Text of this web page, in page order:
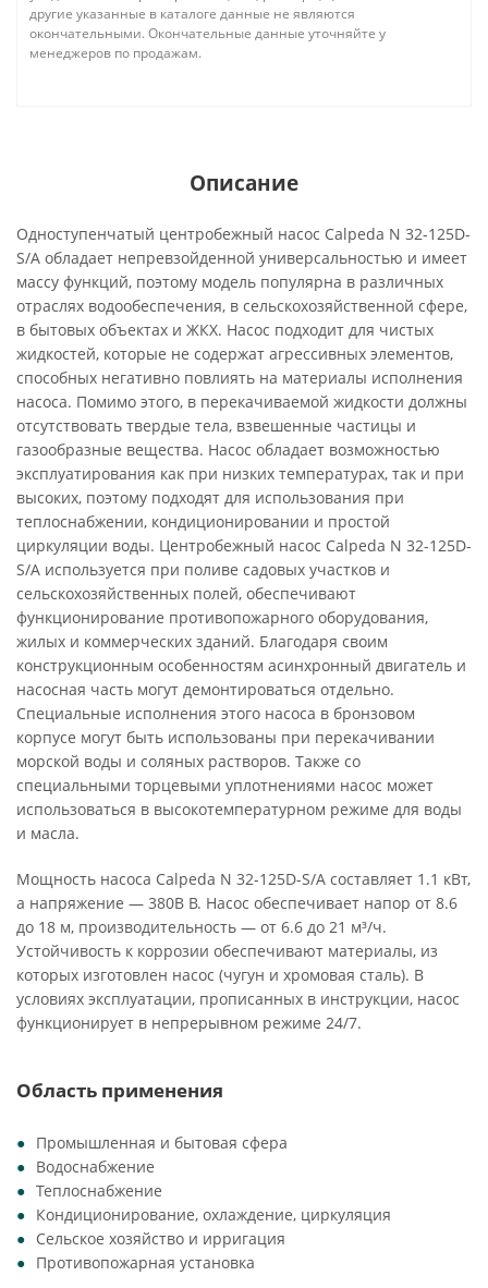
другие указанные в каталоге данные не являются
окончательными. Окончательные данные уточняйте у
менеджеров по продажам.
Описание
Одноступенчатый центробежный насос Calpeda N 32-125D-
S/A обладает непревзойденной универсальностью и имеет
массу функций, поэтому модель популярна в различных
отраслях водообеспечения, в сельскохозяйственной сфере,
в бытовых объектах и ЖКХ. Насос подходит для чистых
жидкостей, которые не содержат агрессивных элементов,
способных негативно повлиять на материалы исполнения
насоса. Помимо этого, в перекачиваемой жидкости должны
отсутствовать твердые тела, взвешенные частицы и
газообразные вещества. Насос обладает возможностью
эксплуатирования как при низких температурах, так и при
высоких, поэтому подходят для использования при
теплоснабжении, кондиционировании и простой
циркуляции воды. Центробежный насос Calpeda N 32-125D-
S/A используется при поливе садовых участков и
сельскохозяйственных полей, обеспечивают
функционирование противопожарного оборудования,
жилых и коммерческих зданий. Благодаря своим
конструкционным особенностям асинхронный двигатель и
насосная часть могут демонтироваться отдельно.
Специальные исполнения этого насоса в бронзовом
корпусе могут быть использованы при перекачивании
морской воды и соляных растворов. Также со
специальными торцевыми уплотнениями насос может
использоваться в высокотемпературном режиме для воды
и масла.
Мощность насоса Calpeda N 32-125D-S/A составляет 1.1 кВт,
а напряжение — 380В В. Насос обеспечивает напор от 8.6
до 18 м, производительность — от 6.6 до 21 м³/ч.
Устойчивость к коррозии обеспечивают материалы, из
которых изготовлен насос (чугун и хромовая сталь). В
условиях эксплуатации, прописанных в инструкции, насос
функционирует в непрерывном режиме 24/7.
Область применения
Промышленная и бытовая сфера
Водоснабжение
Теплоснабжение
Кондиционирование, охлаждение, циркуляция
Сельское хозяйство и ирригация
Противопожарная установка